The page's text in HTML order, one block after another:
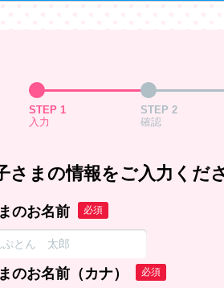
STEP 1
入力
STEP 2
確認
さまの情報をご入力くだ
のお名前 必須
のお名前（カナ） 必須